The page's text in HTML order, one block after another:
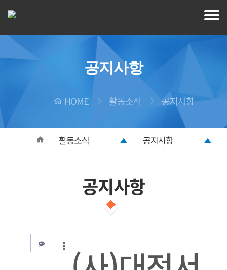
공지사항
HOME 활동소식 공지사항
활동소식 공지사항
공지사항